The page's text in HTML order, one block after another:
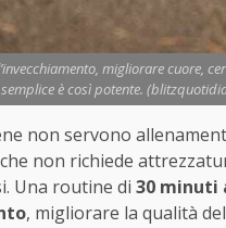
migliorare cuore,
semplice è così potente.
non servono
non richiede
Una routine di 30 minuti
, migliorare la qualità